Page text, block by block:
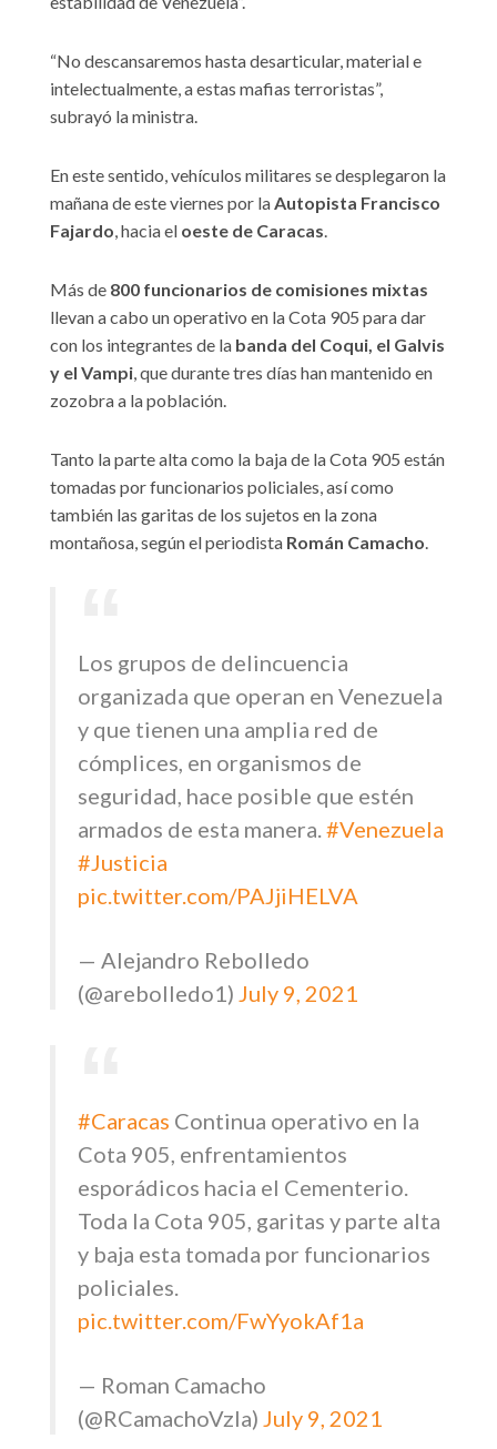
“No descansaremos hasta desarticular, material e
intelectualmente, a estas mafias terroristas”,
subrayó la ministra.
En este sentido, vehículos militares se desplegaron la
mañana de este viernes por laAutopista Francisco
Fajardo, hacia el oeste de Caracas.
Más de 800 funcionarios de comisiones mixtas
llevan a cabo un operativo en la Cota 905 para dar
con los integrantes de la banda del Coqui, el Galvis
y el Vampi, que durante tres días han mantenido en
zozobra a la población.
Tanto la parte alta como la baja de la Cota 905 están
tomadas por funcionarios policiales, así como
también las garitas de los sujetos en la zona
montañosa, según el periodista Román Camacho.
Los grupos de delincuencia
organizada que operan en Venezuela
y que tienen una amplia red de
cómplices, en organismos de
seguridad, hace posible que estén
armados de esta manera.#Venezuela
#Justicia
pic.twitter.com/PAJjiHELVA
— Alejandro Rebolledo
(@arebolledo1) July 9, 2021
#Caracas Continua operativo en la
Cota 905, enfrentamientos
esporádicos hacia el Cementerio.
Toda la Cota 905, garitas y parte alta
y baja esta tomada por funcionarios
policiales.
pic.twitter.com/FwYyokAf1a
— Roman Camacho
(@RCamachoVzla) July 9, 2021